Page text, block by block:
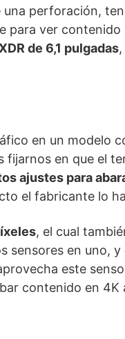
perforación,
para ver
de 6,1 pulgadas
en un modelo
fijarnos en que el
ajustes para
el fabricante lo
, el cual
sensores en uno,
este
contenido en